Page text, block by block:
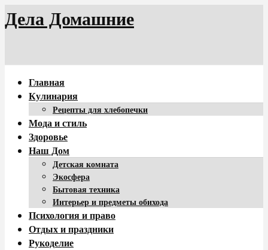
Дела Домашние
Главная
Кулинария
Рецепты для хлебопечки
Мода и стиль
Здоровье
Наш Дом
Детская комната
Экосфера
Бытовая техника
Интерьер и предметы обихода
Психология и право
Отдых и праздники
Рукоделие